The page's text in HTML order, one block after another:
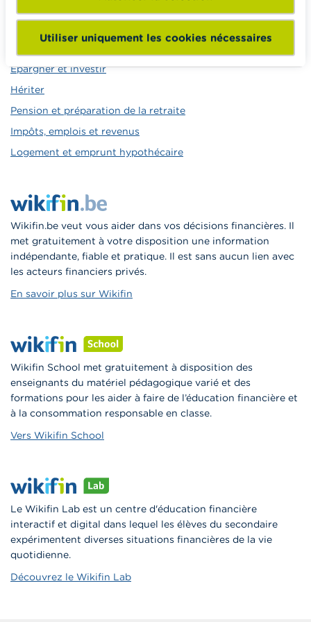
Utiliser uniquement les cookies nécessaires
Épargner et investir
Hériter
Pension et préparation de la retraite
Impôts, emplois et revenus
Logement et emprunt hypothécaire
Wikifin.be veut vous aider dans vos décisions financières. Il
met gratuitement à votre disposition une information
indépendante, fiable et pratique. Il est sans aucun lien avec
les acteurs financiers privés.
En savoir plus sur Wikifin
Wikifin School met gratuitement à disposition des
enseignants du matériel pédagogique varié et des
formations pour les aider à faire de l’éducation financière et
à la consommation responsable en classe.
Vers Wikifin School
Le Wikifin Lab est un centre d'éducation financière
interactif et digital dans lequel les élèves du secondaire
expérimentent diverses situations financières de la vie
quotidienne.
Découvrez le Wikifin Lab